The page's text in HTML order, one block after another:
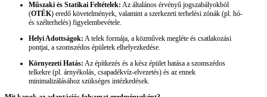
Műszaki és Statikai Feltételek: Az általános érvényű jogszabályokból
(OTÉK) eredő követelmények, valamint a szerkezeti terhelési zónák (pl. hó-
és szélterhelés) figyelembevétele.
Helyi Adottságok: A telek formája, a közművek megléte és csatlakozási
pontjai, a szomszédos épületek elhelyezkedése.
Környezeti Hatás: Az építkezés és a kész épület hatása a szomszédos
telkekre (pl. árnyékolás, csapadékvíz-elvezetés) és az ennek
minimalizálásához szükséges intézkedések.